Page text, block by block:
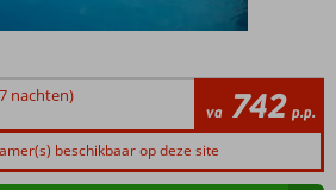
nachten)
va 742 p.p.
beschikbaar op deze site